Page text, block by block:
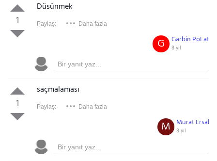
1
Düsünmek
Paylaş: Daha fazla
Garbin PoLat
8 yıl
G
1
saçmalaması
Paylaş: Daha fazla
Murat Ersal
8 yıl
M